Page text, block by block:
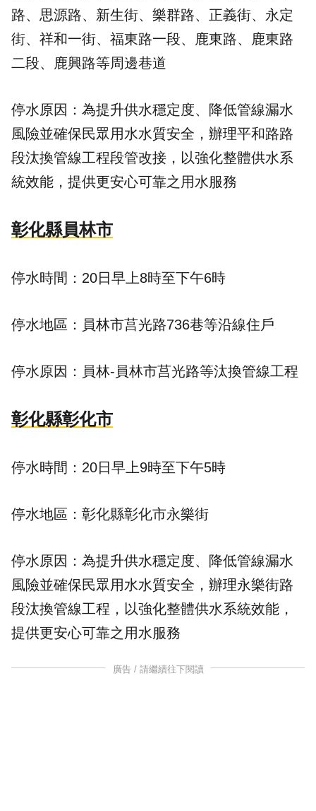
路、思源路、新生街、樂群路、正義街、永定
街、祥和一街、福東路一段、鹿東路、鹿東路
二段、鹿興路等周邊巷道
停水原因：為提升供水穩定度、降低管線漏水
風險並確保民眾用水水質安全，辦理平和路路
段汰換管線工程段管改接，以強化整體供水系
統效能，提供更安心可靠之用水服務
彰化縣員林市
停水時間：20日早上8時至下午6時
停水地區：員林市莒光路736巷等沿線住戶
停水原因：員林-員林市莒光路等汰換管線工程
彰化縣彰化市
停水時間：20日早上9時至下午5時
停水地區：彰化縣彰化市永樂街
停水原因：為提升供水穩定度、降低管線漏水
風險並確保民眾用水水質安全，辦理永樂街路
段汰換管線工程，以強化整體供水系統效能，
提供更安心可靠之用水服務
廣告 / 請繼續往下閱讀